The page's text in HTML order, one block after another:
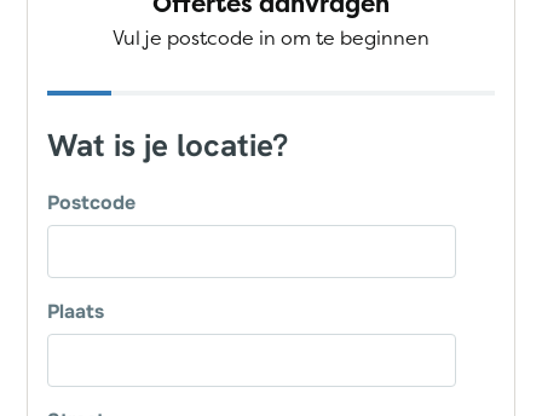
Vul je postcode in om te beginnen